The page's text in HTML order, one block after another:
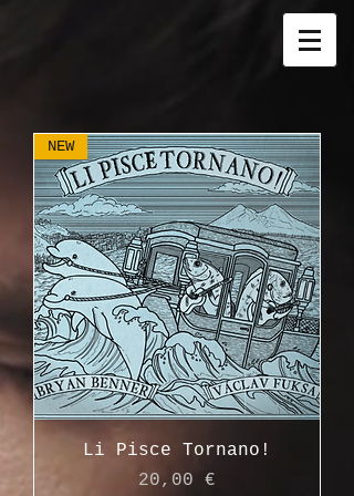
NEW
Li Pisce Tornano!
Cena
20,00 €